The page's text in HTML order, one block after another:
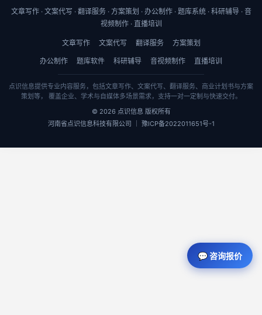
文章写作 · 文案代写 · 翻译服务 · 方案策划 · 办公制作 · 题库系统 · 科研辅导 · 音
视频制作 · 直播培训
文章写作 文案代写 翻译服务 方案策划
办公制作 题库软件 科研辅导 音视频制作 直播培训
点识信息提供专业内容服务，包括文章写作、文案代写、翻译服务、商业计划书与方案
策划等， 覆盖企业、学术与自媒体多场景需求，支持一对一定制与快速交付。
© 2026 点识信息 版权所有
河南省点识信息科技有限公司 ｜ 豫ICP备2022011651号-1
💬 咨询报价